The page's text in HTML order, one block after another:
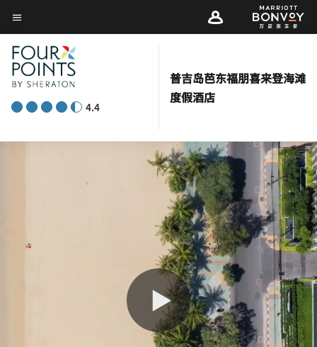
Skip
to
main
content
菜单文本
4.4
普吉岛芭东福朋喜来登海滩
度假酒店